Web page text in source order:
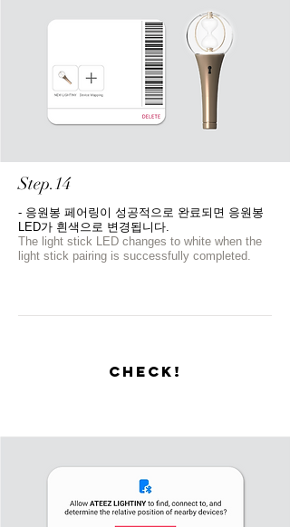
Step.14
- 응원봉 페어링이 성공적으로 완료되면 응원봉
LED가 흰색으로 변경됩니다.​
The light stick LED changes to white when the
light stick pairing is successfully completed.
CHECK!